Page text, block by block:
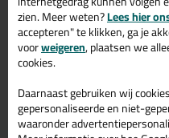
Pluisarme doek
Reviews voor:Otto
zien. Meer weten?Lees hier
accepteren" te klikken, ga je
voorweigeren, plaatsen we
cookies.
Daarnaast gebruiken wij
gepersonaliseerde en niet-
waaronder